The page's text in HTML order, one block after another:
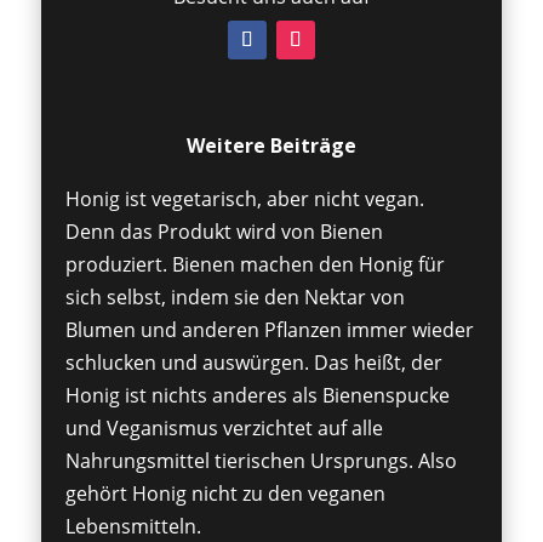
Weitere Beiträge
Honig ist vegetarisch, aber nicht vegan.
Denn das Produkt wird von Bienen
produziert. Bienen machen den Honig für
sich selbst, indem sie den Nektar von
Blumen und anderen Pflanzen immer wieder
schlucken und auswürgen. Das heißt, der
Honig ist nichts anderes als Bienenspucke
und Veganismus verzichtet auf alle
Nahrungsmittel tierischen Ursprungs. Also
gehört Honig nicht zu den veganen
Lebensmitteln.